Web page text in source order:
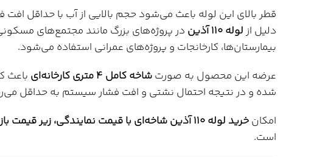
قطر بالای این لوله باعث می‌شود حجم بالایی از آب با حداقل
دلیل از لوله 110 آذین
در پروژه‌های بزرگ مانند مجتمع‌های
بیمارستان‌ها، کارخانجات و پروژه‌های عمرانی استفاده می‌شود.
عرضه این محصول به صورتشاخه کامل 4 متری کارخانه‌ای
باعث
شده و در نتیجه احتمال نشتی و افت فشار سیستم به حداقل
امکانخرید لوله 110 آذین شاخه‌ای با قیمت نمایندگی، زیر قیمت بازار و ارسال سریع به سراسر ایران
است.